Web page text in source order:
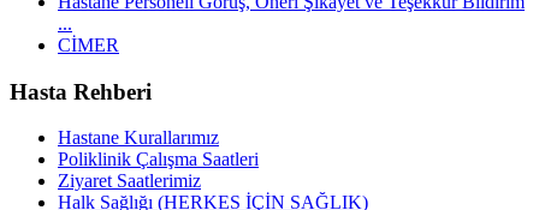
...
CİMER
Hasta Rehberi
Hastane Kurallarımız
Poliklinik Çalışma Saatleri
Ziyaret Saatlerimiz
Halk Sağlığı (HERKES İÇİN SAĞLIK)